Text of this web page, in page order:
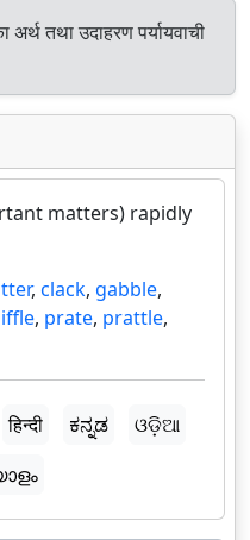
अर्थ तथा उदाहरण पर्यायवाची
matters) rapidly
, clack, gabble,
, prate, prattle,
हिन्दी ಕನ್ನಡ
ଓଡ଼ିଆ